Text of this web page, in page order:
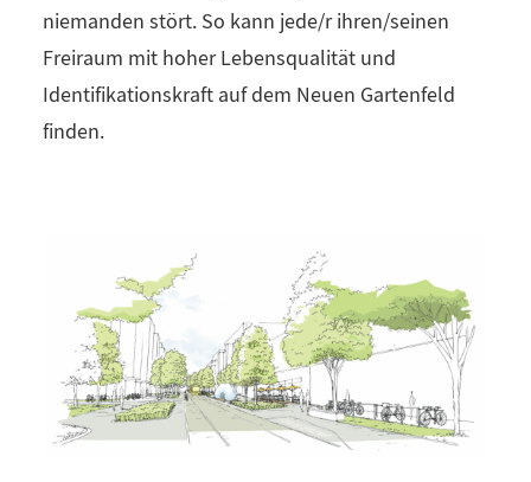
niemanden stört. So kann jede/r ihren/seinen
Freiraum mit hoher Lebensqualität und
Identifikationskraft auf dem Neuen Gartenfeld
finden.